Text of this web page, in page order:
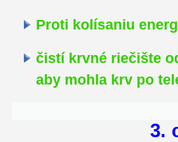
Proti kolísaniu
čistí krvné riečište
aby mohla krv po
3.